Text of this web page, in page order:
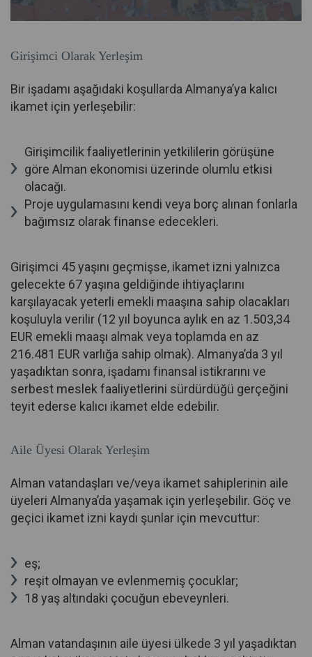
Girişimci Olarak Yerleşim
Bir işadamı aşağıdaki koşullarda Almanya’ya kalıcı
ikamet için yerleşebilir:
Girişimcilik faaliyetlerinin yetkililerin görüşüne
göre Alman ekonomisi üzerinde olumlu etkisi
olacağı.
Proje uygulamasını kendi veya borç alınan fonlarla
bağımsız olarak finanse edecekleri.
Girişimci 45 yaşını geçmişse, ikamet izni yalnızca
gelecekte 67 yaşına geldiğinde ihtiyaçlarını
karşılayacak yeterli emekli maaşına sahip olacakları
koşuluyla verilir (12 yıl boyunca aylık en az 1.503,34
EUR emekli maaşı almak veya toplamda en az
216.481 EUR varlığa sahip olmak). Almanya’da 3 yıl
yaşadıktan sonra, işadamı finansal istikrarını ve
serbest meslek faaliyetlerini sürdürdüğü gerçeğini
teyit ederse kalıcı ikamet elde edebilir.
Aile Üyesi Olarak Yerleşim
Alman vatandaşları ve/veya ikamet sahiplerinin aile
üyeleri Almanya’da yaşamak için yerleşebilir. Göç ve
geçici ikamet izni kaydı şunlar için mevcuttur:
eş;
reşit olmayan ve evlenmemiş çocuklar;
18 yaş altındaki çocuğun ebeveynleri.
Alman vatandaşının aile üyesi ülkede 3 yıl yaşadıktan